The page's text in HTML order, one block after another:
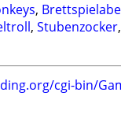
,
, Stubenzocker,
cgi-bin/